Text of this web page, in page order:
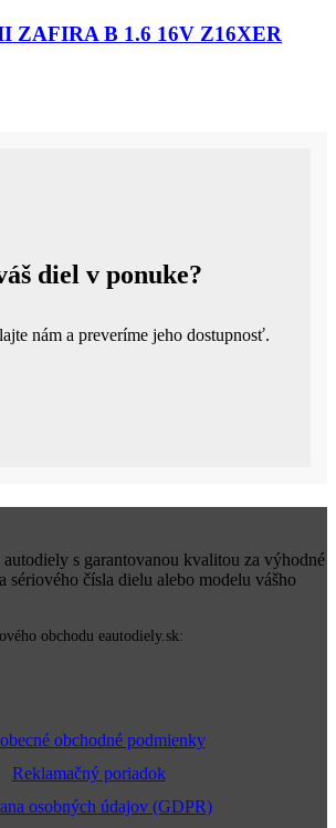
ZAFIRA B 1.6 16V Z16XER
diel v ponuke?
nám a preveríme jeho dostupnosť.
s garantovanou kvalitou za výhodné
sériového čísla dielu alebo modelu vášho
obchodu eautodiely.sk:
obchodné podmienky
Reklamačný poriadok
osobných údajov (GDPR)